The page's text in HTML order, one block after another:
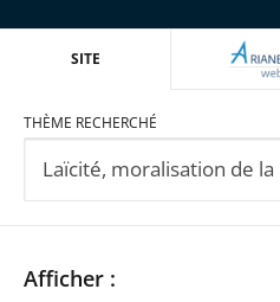
SITE
THÈME RECHERCHÉ
Passer
Passer
Afficher :